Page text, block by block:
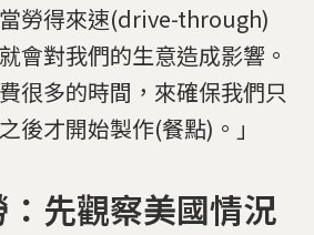
勞得來速(drive-through)
會對我們的生意造成影響。
很多的時間，來確保我們只
後才開始製作(餐點)。」
先觀察美國情況